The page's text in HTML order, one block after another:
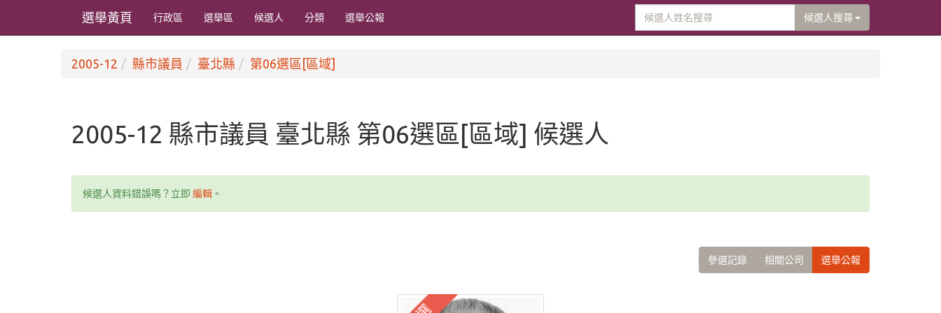
選舉黃頁 行政區 選舉區 候選人 分類 選舉公報 候選人搜尋
2005-12 縣市議員 臺北縣 第06選區[區域]
2005-12 縣市議員 臺北縣 第06選區[區域] 候選人
候選人資料錯誤嗎？立即 編輯 。
參選記錄 相關公司 選舉公報